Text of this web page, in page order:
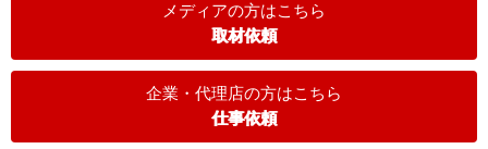
メディアの方はこちら
取材依頼
企業・代理店の方はこちら
仕事依頼